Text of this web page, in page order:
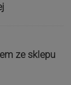
ze sklepu